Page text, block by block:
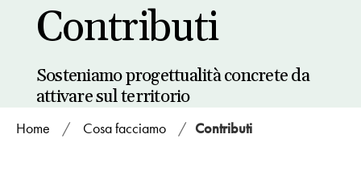
Contributi
Sosteniamo progettualità concrete da
attivare sul territorio
Home / Cosa facciamo / Contributi